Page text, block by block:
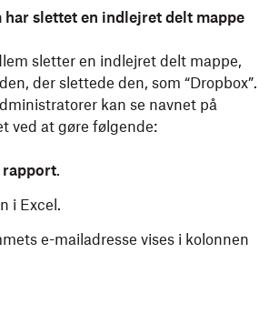
har slettet en indlejret delt mappe
sletter en indlejret delt mappe,
der slettede den, som “Dropbox”.
kan se navnet på
ved at gøre følgende:
rapport.
i Excel.
e-mailadresse vises i kolonnen